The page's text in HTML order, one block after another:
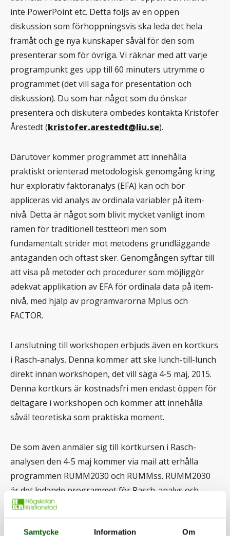
Samtycke Information Om
inte PowerPoint etc. Detta följs av en öppen
diskussion som förhoppningsvis ska leda det hela
framåt och ge nya kunskaper såväl för den som
presenterar som för övriga. Vi räknar med att varje
programpunkt ges upp till 60 minuters utrymme o
programmet (det vill säga för presentation och
diskussion). Du som har något som du önskar
presentera och diskutera ombedes kontakta Kristofer
Årestedt (kristofer.arestedt@liu.se).
Därutöver kommer programmet att innehålla
praktiskt orienterad metodologisk genomgång kring
hur explorativ faktoranalys (EFA) kan och bör
appliceras vid analys av ordinala variabler på item-
nivå. Detta är något som blivit mycket vanligt inom
ramen för traditionell testteori men som
fundamentalt strider mot metodens grundläggande
antaganden och oftast sker. Genomgången syftar till
att visa på metoder och procedurer som möjliggör
adekvat applikation av EFA för ordinala data på item-
nivå, med hjälp av programvarorna Mplus och
FACTOR.
I anslutning till workshopen erbjuds även en kortkurs
i Rasch-analys. Denna kommer att ske lunch-till-lunch
direkt innan workshopen, det vill säga 4-5 maj, 2015.
Denna kortkurs är kostnadsfri men endast öppen för
deltagare i workshopen och kommer att innehålla
såväl teoretiska som praktiska moment.
De som även anmäler sig till kortkursen i Rasch-
analysen den 4-5 maj kommer via mail att erhålla
programmen RUMM2030 och RUMMss. RUMM2030
är det ledande programmet för Rasch-analys och
RUMMss är ett program för datasimulering som är
data kan användas för analys även i andra program.